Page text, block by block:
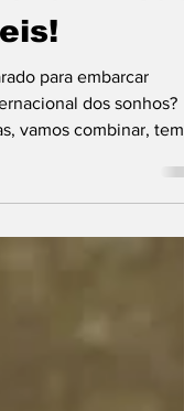
Dicas
para embarcar
dos sonhos?